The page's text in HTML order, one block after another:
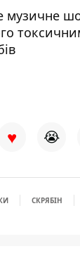
музичне
♥ 😭
СКРЯБІН